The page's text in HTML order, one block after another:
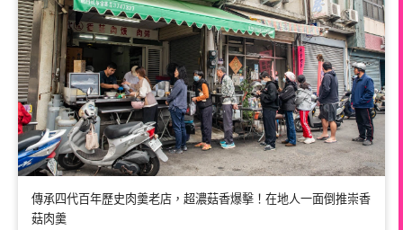
傳承四代百年歷史肉羹老店，超濃菇香爆擊！在地人一面倒推崇香
菇肉羹